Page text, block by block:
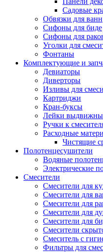
Садовые
Обвязки для ванн
Сифоны для биде
Сифоны для
Уголки для
Фонтаны
Комплектующие и
Девиаторы
Диверторы
Изливы для
Картриджи
Кран-буксы
Лейки
Ручки к
Расходные
Чистящие
Полотенцесушители
Водяные
Электрические
Смесители
Смесители для
Смесители для
Смесители для
Смесители для
Смесители для
Смесители
Смеситель с
Фильтры для